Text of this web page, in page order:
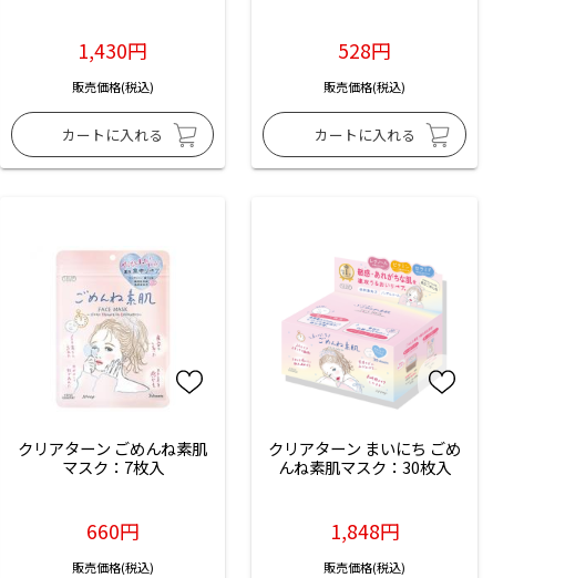
1,430円
販売価格(税込)
528円
販売価格(税込)
クリアターン ごめんね素肌
マスク：7枚入
660円
販売価格(税込)
クリアターン まいにち ごめ
んね素肌マスク：30枚入
1,848円
販売価格(税込)